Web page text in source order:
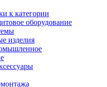
к категории
оборудование
изделия